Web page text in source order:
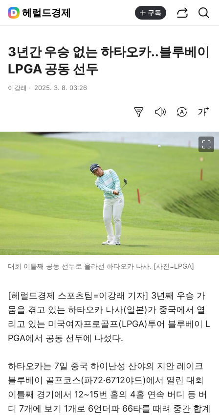
헤럴드경제 구독
3년간 우승 없는 하타오카..블루베이
LPGA 공동 선두
이강래 2025. 3. 8. 03:26
대회 이틀째 공동 선두로 올라선 하타오카 나사. [사진=LPGA]
[헤럴드경제 스포츠팀=이강래 기자] 3년째 우승 가
뭄을 겪고 있는 하타오카 나사(일본)가 중국에서 열
리고 있는 미국여자프로골프(LPGA)투어 블루베이 L
PGA에서 공동 선두에 나섰다.
하타오카는 7일 중국 하이난성 산야의 지안 레이크
블루베이 골프코스(파72·6712야드)에서 열린 대회
이틀째 경기에서 12~15번 홀의 4홀 연속 버디 등 버
디 7개에 보기 1개로 6언더파 66타를 때려 중간 합계